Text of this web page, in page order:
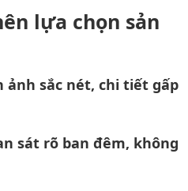
lựa chọn sản
ảnh sắc nét, chi tiết gấp
sát rõ ban đêm, không